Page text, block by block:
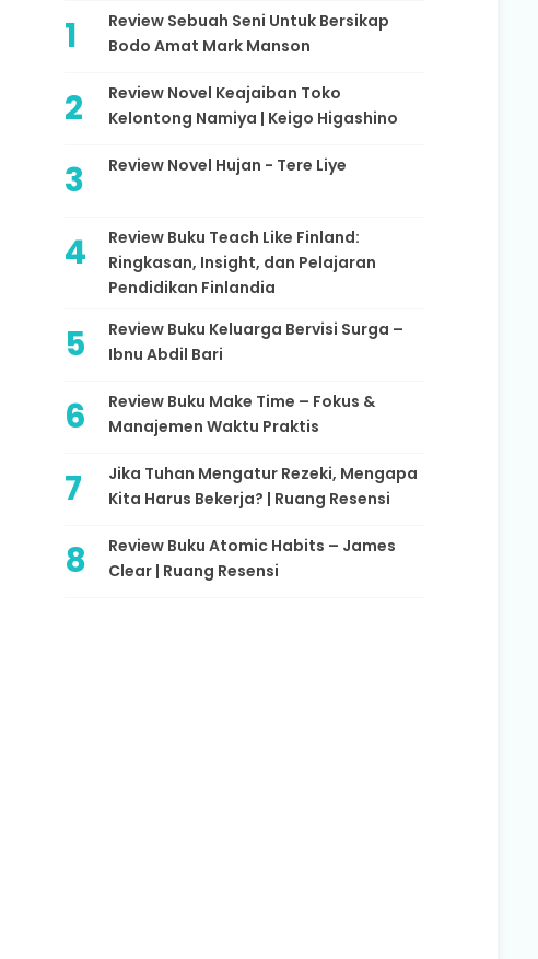
Review Sebuah Seni Untuk Bersikap
Bodo Amat Mark Manson
Review Novel Keajaiban Toko
Kelontong Namiya | Keigo Higashino
Review Novel Hujan - Tere Liye
Review Buku Teach Like Finland:
Ringkasan, Insight, dan Pelajaran
Pendidikan Finlandia
Review Buku Keluarga Bervisi Surga –
Ibnu Abdil Bari
Review Buku Make Time – Fokus &
Manajemen Waktu Praktis
Jika Tuhan Mengatur Rezeki, Mengapa
Kita Harus Bekerja? | Ruang Resensi
Review Buku Atomic Habits – James
Clear | Ruang Resensi